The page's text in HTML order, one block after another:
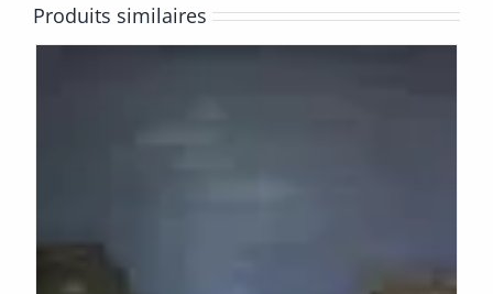
Produits similaires